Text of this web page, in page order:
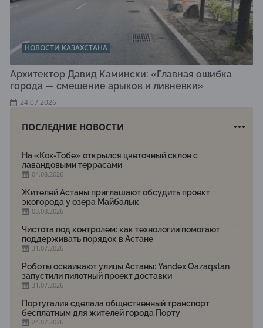
НОВОСТИ КАЗАХСТАНА
Архитектор Давид Камински: «Главная ошибка
города — смешение арыков и ливневки»
24.07.2026
ПОСЛЕДНИЕ НОВОСТИ
На «Кок-Тобе» открылся цветочный склон с
лавандовыми террасами
04.08.2026
Жителей Астаны приглашают обсудить проект
экогорода у озера Майбалык
03.08.2026
Чистота под контролем: как технологии помогают
поддерживать порядок в Астане
31.07.2026
Роботы осваивают улицы Астаны: Yandex Qazaqstan
запустили пилотный проект доставки
31.07.2026
Португалия сделала общественный транспорт
бесплатным для жителей города Порту
24.07.2026